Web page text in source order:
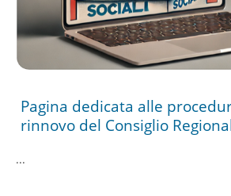
Pagina dedicata alle
rinnovo del Consiglio
...